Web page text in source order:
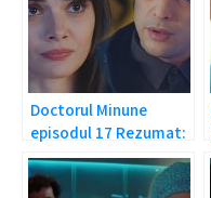
Doctorul Minune
episodul 17 Rezumat:
Ah, dragostea…